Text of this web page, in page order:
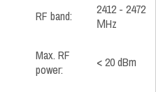
RF band:
2412 - 2472
МHz
Max. RF
power:
< 20 dBm